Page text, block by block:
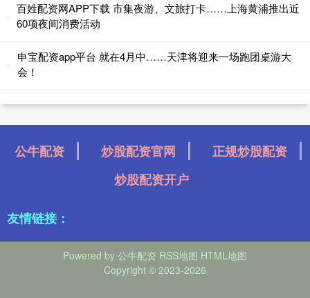
百姓配资网APP下载 市集夜游、文旅打卡……上海黄浦推出近
60项夜间消费活动
申宝配资app平台 就在4月中……天津将迎来一场跑团桌游大
会！
公牛配资 炒股配资官网
正规炒股配资
炒股配资开户
友情链接：
Powered by 公牛配资 RSS地图 HTML地图
Copyright © 2023-2026